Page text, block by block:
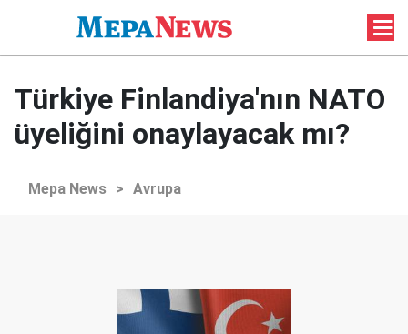
Türkiye Finlandiya'nın NATO
üyeliğini onaylayacak mı?
Mepa News > Avrupa